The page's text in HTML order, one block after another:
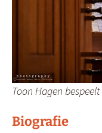
Toon Hagen
Biografie